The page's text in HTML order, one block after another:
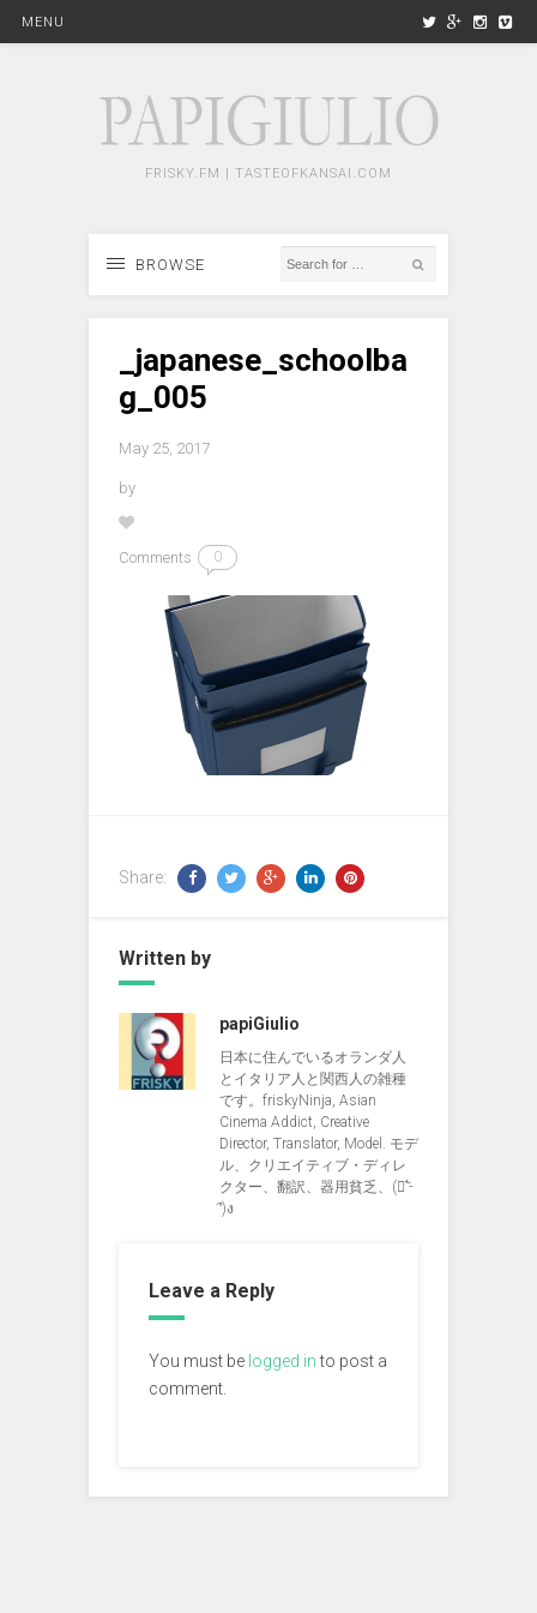
MENU
FRISKY.FM | TASTEOFKANSAI.COM
BROWSE
_japanese_schoolba
g_005
May 25, 2017
by
Comments 0
Share:
Written by
papiGiulio
日本に住んでいるオランダ人
とイタリア人と関西人の雑種
です。friskyNinja, Asian
Cinema Addict, Creative
Director, Translator, Model. モデ
ル、クリエイティブ・ディレ
クター、翻訳、器用貧乏、(ง︡'-
'︠)ง
Leave a Reply
You must be logged into post a
comment.